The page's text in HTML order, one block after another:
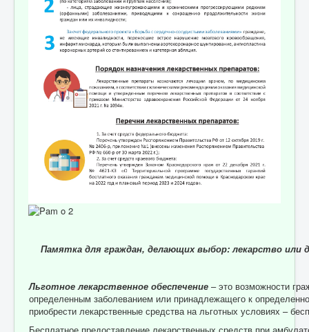
Связаться с нами
Отзывы пациентов
Контакты
Женская консультация
Бессмертный полк
Памятка для граждан, делающих выбор: лекарство или
Льготное лекарственное обеспечение – это возможности
определенным заболеванием или принадлежащего к
приобрести лекарственные средства на льготных условиях –